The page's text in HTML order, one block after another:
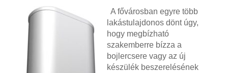
A fővárosban egyre több
lakástulajdonos dönt úgy,
hogy megbízható
szakemberre bízza a
bojlercsere vagy az új
készülék beszerelésének